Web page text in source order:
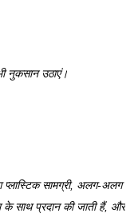
नुकसान उठाएं।
सामग्री, अलग-अलग
साथ प्रदान की जाती हैं, और